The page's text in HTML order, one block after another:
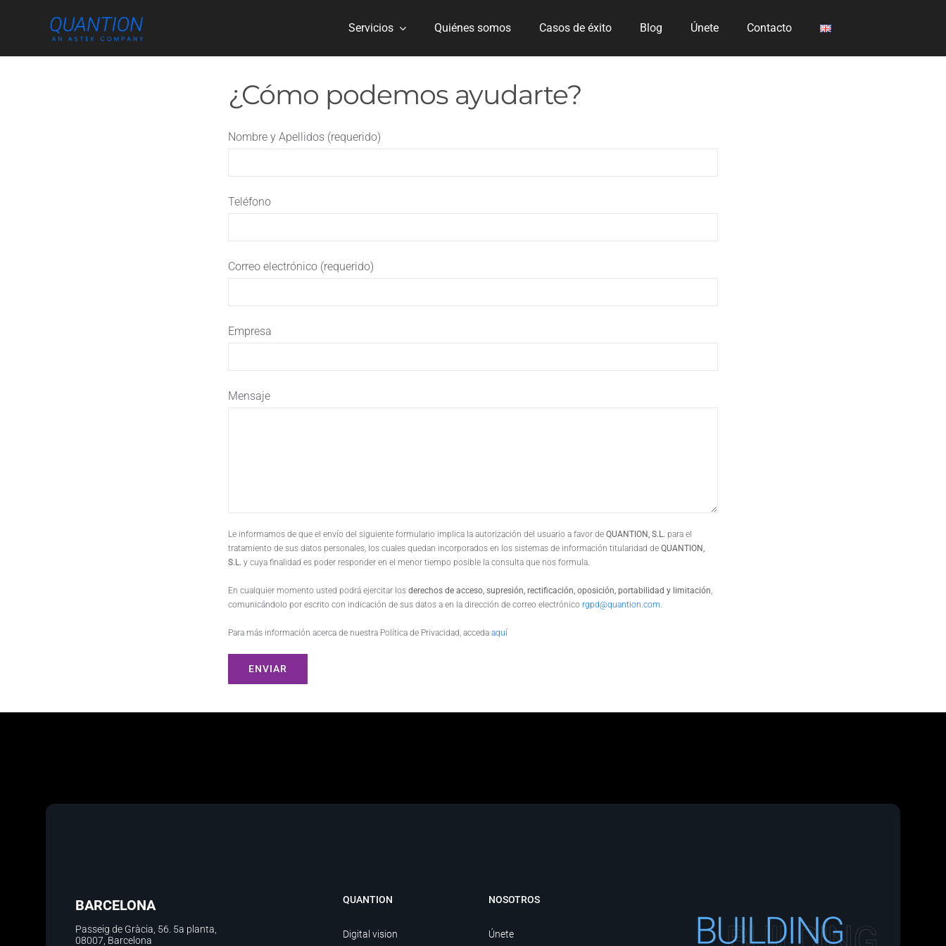
content
Servicios Quiénes somos Casos de éxito Blog Únete Contacto
¿Cómo podemos ayudarte?
Nombre y Apellidos (requerido)
Teléfono
Correo electrónico (requerido)
Empresa
Mensaje
Le informamos de que el envío del siguiente formulario implica la autorización del usuario a favor deQUANTION, S.L. para el
tratamiento de sus datos personales, los cuales quedan incorporados en los sistemas de información titularidad deQUANTION,
S.L. y cuya finalidad es poder responder en el menor tiempo posible la consulta que nos formula.
En cualquier momento usted podrá ejercitar losderechos de acceso, supresión, rectificación, oposición, portabilidad y limitación,
comunicándolo por escrito con indicación de sus datos a en la dirección de correo electrónico rgpd@quantion.com.
Para más información acerca de nuestra Política de Privacidad, accedaaquí
BARCELONA
Passeig de Gràcia, 56. 5a planta
08007, Barcelona
QUANTION
Digital vision
NOSOTROS
Únete